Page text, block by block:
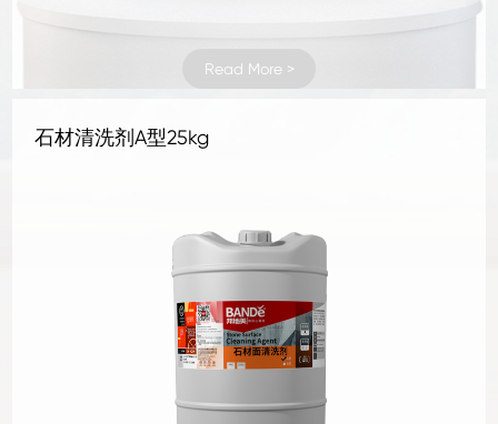
Read More >
地坪补强剂 1KG
Read More >
地坪补强剂 4KG
Read More >
混凝土密封固化剂1kg
Read More >
混凝土密封固化剂4kg
Read More >
水晶地坪液体硬化剂 1kg
Read More >
水晶地坪液体硬化剂 4kg
Read More >
地坪抛光液25kg
Read More >
地坪抛光液1kg
Read More >
地坪抛光液4kg
Read More >
罩面剂
Read More >
抗碱底剂25kg
Read More >
三合一无机面涂25kg铁桶
Read More >
石材清洗剂A型25kg
Read More >
水性石材防护剂25kg
Read More >
石材清洗剂B型25kg
Read More >
水泥面补缝剂25kg
Read More >
水泥面补孔洞剂25kg
Read More >
地面防尘剂25kg
Read More >
水泥面防护剂25kg
Read More >
墙地面防潮剂25kg
Read More >
水泥面修面剂25kg
Read More >
水泥面修补液25kg
Read More >
刚性防水剂25kg
Read More >
柔性防水剂25kg